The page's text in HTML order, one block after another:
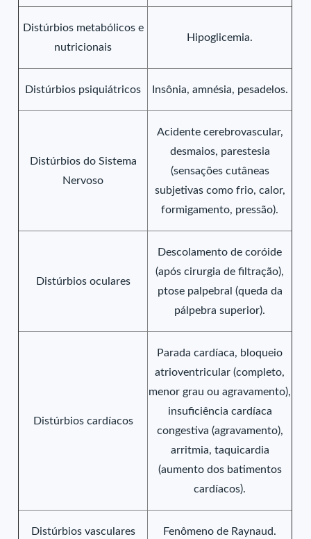
Distúrbios metabólicos e
nutricionais
Hipoglicemia.
Distúrbios psiquiátricos Insônia, amnésia, pesadelos.
Distúrbios do Sistema
Nervoso
Acidente cerebrovascular,
desmaios, parestesia
(sensações cutâneas
subjetivas como frio, calor,
formigamento, pressão).
Distúrbios oculares
Descolamento de coróide
(após cirurgia de filtração),
ptose palpebral (queda da
pálpebra superior).
Distúrbios cardíacos
Parada cardíaca, bloqueio
atrioventricular (completo,
menor grau ou agravamento),
insuficiência cardíaca
congestiva (agravamento),
arritmia, taquicardia
(aumento dos batimentos
cardíacos).
Distúrbios vasculares Fenômeno de Raynaud.